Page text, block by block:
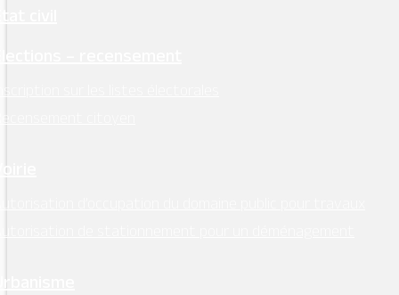
civil
– recensement
sur les listes électorales
citoyen
d’occupation du domaine public pour travaux
de stationnement pour un déménagement